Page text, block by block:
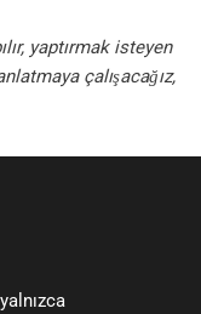
yaptırmak isteyen
çalışacağız,